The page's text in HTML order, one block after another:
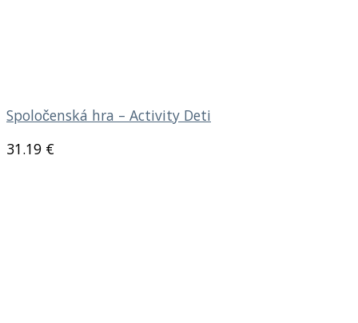
Spoločenská hra – Activity Deti
31.19 €